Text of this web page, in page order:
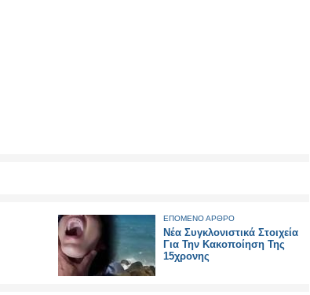
ΕΠΟΜΕΝΟ ΑΡΘΡΟ
Νέα Συγκλονιστικά Στοιχεία
Για Την Κακοποίηση Της
15χρονης